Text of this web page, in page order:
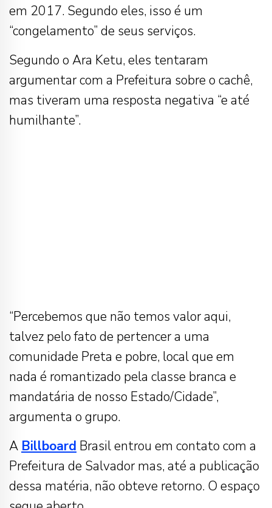
em 2017. Segundo eles, isso é um
“congelamento” de seus serviços.
Segundo o Ara Ketu, eles tentaram
argumentar com a Prefeitura sobre o cachê,
mas tiveram uma resposta negativa “e até
humilhante”.
“Percebemos que não temos valor aqui,
talvez pelo fato de pertencer a uma
comunidade Preta e pobre, local que em
nada é romantizado pela classe branca e
mandatária de nosso Estado/Cidade”,
argumenta o grupo.
A Billboard Brasil entrou em contato com a
Prefeitura de Salvador mas, até a publicação
dessa matéria, não obteve retorno. O espaço